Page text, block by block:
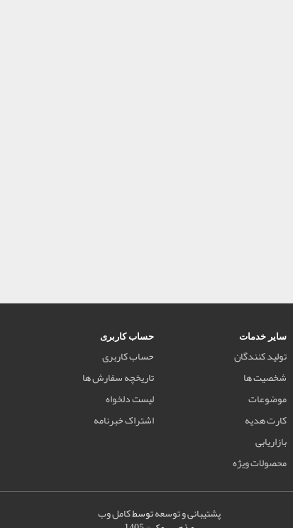
سایر خدمات
تولید کنندگان
شخصیت ها
موضوعات
کارت هدیه
بازاریابی
محصولات ویژه
حساب کاربری
حساب کاربری
تاریخچه سفارش ها
لیست دلخواه
اشتراک خبرنامه
پشتیبانی و توسعهتوسطکامل وب